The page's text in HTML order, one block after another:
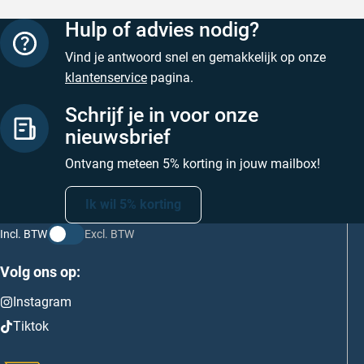
Hulp of advies nodig?
Vind je antwoord snel en gemakkelijk op onze
klantenservice pagina.
Schrijf je in voor onze
nieuwsbrief
Ontvang meteen 5% korting in jouw mailbox!
Ik wil 5% korting
Incl. BTW Excl. BTW
Volg ons op:
Instagram
Tiktok